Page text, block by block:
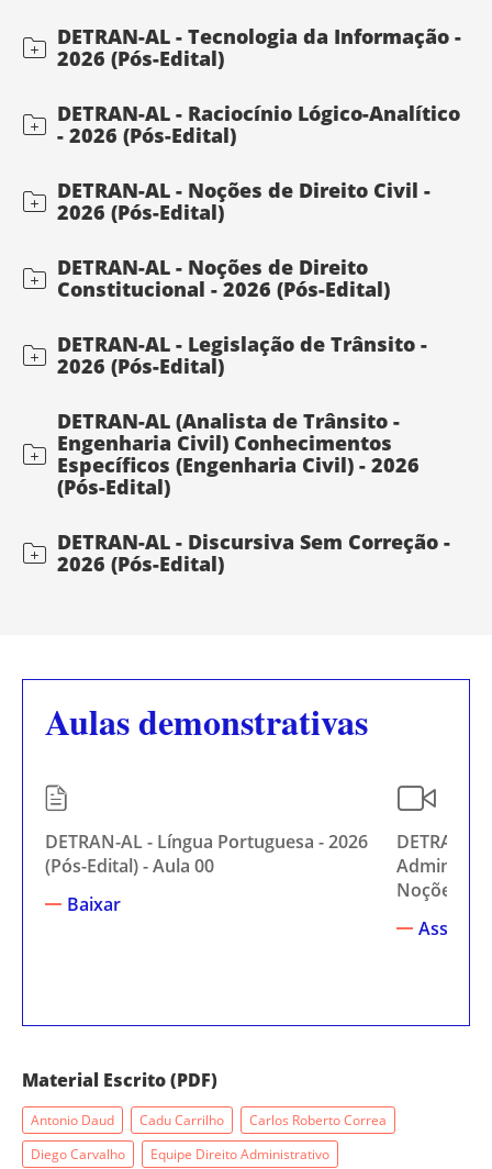
DETRAN-AL - Tecnologia da Informação -
2026 (Pós-Edital)
DETRAN-AL - Raciocínio Lógico-Analítico
- 2026 (Pós-Edital)
DETRAN-AL - Noções de Direito Civil -
2026 (Pós-Edital)
DETRAN-AL - Noções de Direito
Constitucional - 2026 (Pós-Edital)
DETRAN-AL - Legislação de Trânsito -
2026 (Pós-Edital)
DETRAN-AL (Analista de Trânsito -
Engenharia Civil) Conhecimentos
Específicos (Engenharia Civil) - 2026
(Pós-Edital)
DETRAN-AL - Discursiva Sem Correção -
2026 (Pós-Edital)
Aulas demonstrativas
DETRAN-AL - Língua Portuguesa - 2026
(Pós-Edital) - Aula 00
Baixar
DETRAN-
Noções
Assistir
Material Escrito (PDF)
Antonio Daud Cadu Carrilho
Carlos Roberto Correa
Diego Carvalho
Equipe Direito Administrativo